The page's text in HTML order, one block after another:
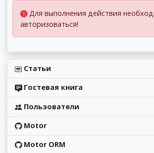
Для выполнения действия
авторизоваться!
Статьи
Гостевая книга
Пользователи
Motor
Motor ORM